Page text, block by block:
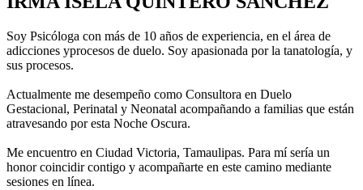
Soy Psicóloga con más de 10 años de experiencia, en el área de
adicciones yprocesos de duelo. Soy apasionada por la tanatología, y
sus procesos.
Actualmente me desempeño como Consultora en Duelo
Gestacional, Perinatal y Neonatal acompañando a familias que están
atravesando por esta Noche Oscura.
Me encuentro en Ciudad Victoria, Tamaulipas. Para mí sería un
honor coincidir contigo y acompañarte en este camino mediante
sesiones en línea.